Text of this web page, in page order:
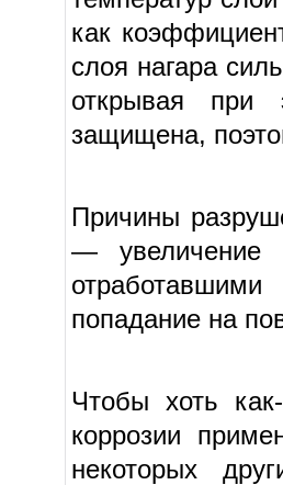
как
слоя нагара
открывая при
защищена,
Причины
— увеличение
попадание на
Чтобы хоть
коррозии
некоторых